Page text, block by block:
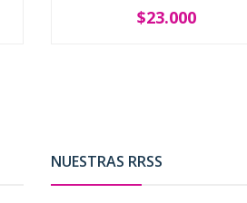
+
$23.000
NUESTRAS RRSS